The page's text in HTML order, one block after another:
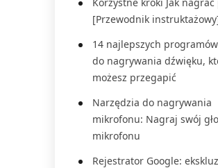
[Przewodnik
14 najlepszych
do nagrywania dźwięku,
możesz przegapić
Narzędzia do nagrywania
mikrofonu: Nagraj swój
mikrofonu
Rejestrator Google: